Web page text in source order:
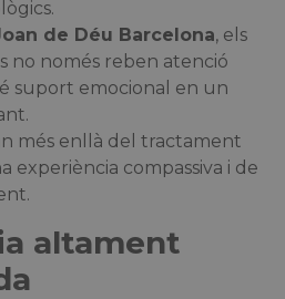
de Déu Barcelona, els
no només reben atenció
suport emocional en un
més enllà del tractament
experiència compassiva i de
altament